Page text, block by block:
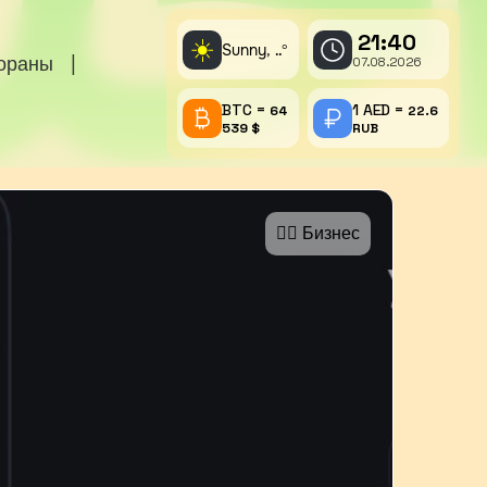
☀️ Sunny, ..° 21:40
07.08.2026
BTC = 64
539 $
1 AED = 22.6
RUB
🤵‍♂️ Бизнес